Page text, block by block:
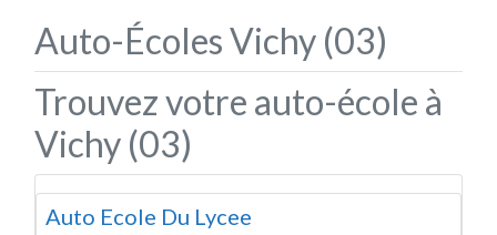
Auto-Écoles Vichy (03)
Trouvez votre auto-école à
Vichy (03)
Auto Ecole Du Lycee